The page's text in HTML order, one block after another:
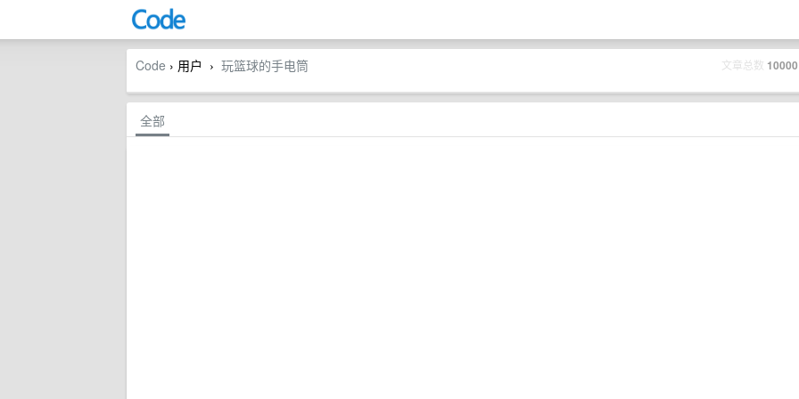
文章总数 10000
Code › 用户 › 玩篮球的手电筒
全部